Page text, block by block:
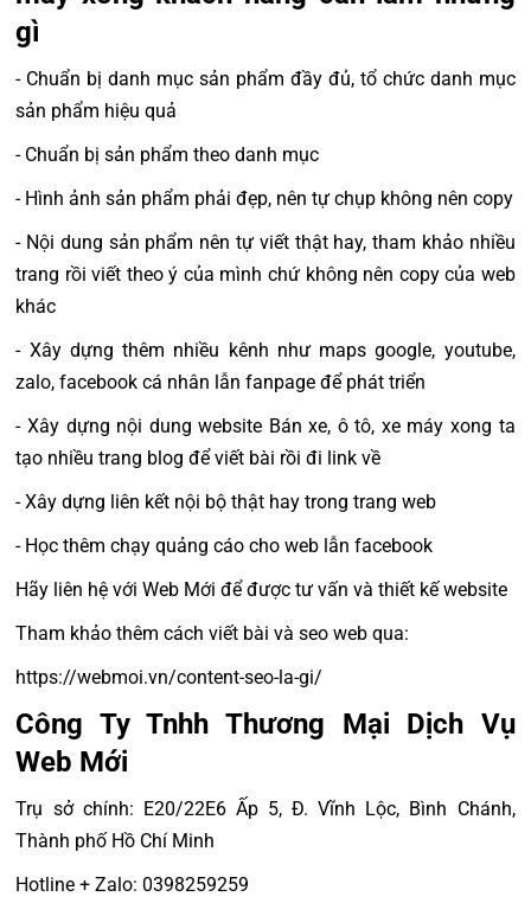
gì
- Chuẩn bị danh mục sản phẩm đầy đủ, tổ chức danh mục
sản phẩm hiệu quả
- Chuẩn bị sản phẩm theo danh mục
- Hình ảnh sản phẩm phải đẹp, nên tự chụp không nên copy
- Nội dung sản phẩm nên tự viết thật hay, tham khảo nhiều
trang rồi viết theo ý của mình chứ không nên copy của web
khác
- Xây dựng thêm nhiều kênh như maps google, youtube,
zalo, facebook cá nhân lẫn fanpage để phát triển
- Xây dựng nội dung website Bán xe, ô tô, xe máy xong ta
tạo nhiều trang blog để viết bài rồi đi link về
- Xây dựng liên kết nội bộ thật hay trong trang web
- Học thêm chạy quảng cáo cho web lẫn facebook
Hãy liên hệ với Web Mới để được tư vấn và thiết kế website
Tham khảo thêm cách viết bài và seo web qua:
https://webmoi.vn/content-seo-la-gi/
Công Ty Tnhh Thương Mại Dịch Vụ
Web Mới
Trụ sở chính: E20/22E6 Ấp 5, Đ. Vĩnh Lộc, Bình Chánh,
Thành phố Hồ Chí Minh
Hotline + Zalo: 0398259259